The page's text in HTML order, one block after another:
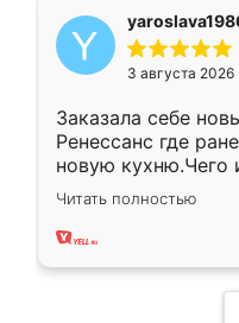
3 августа 2026
Заказала себе
Ренессанс где
новую кухню.Чего
вполне довольна.
два года,
Читать полностью